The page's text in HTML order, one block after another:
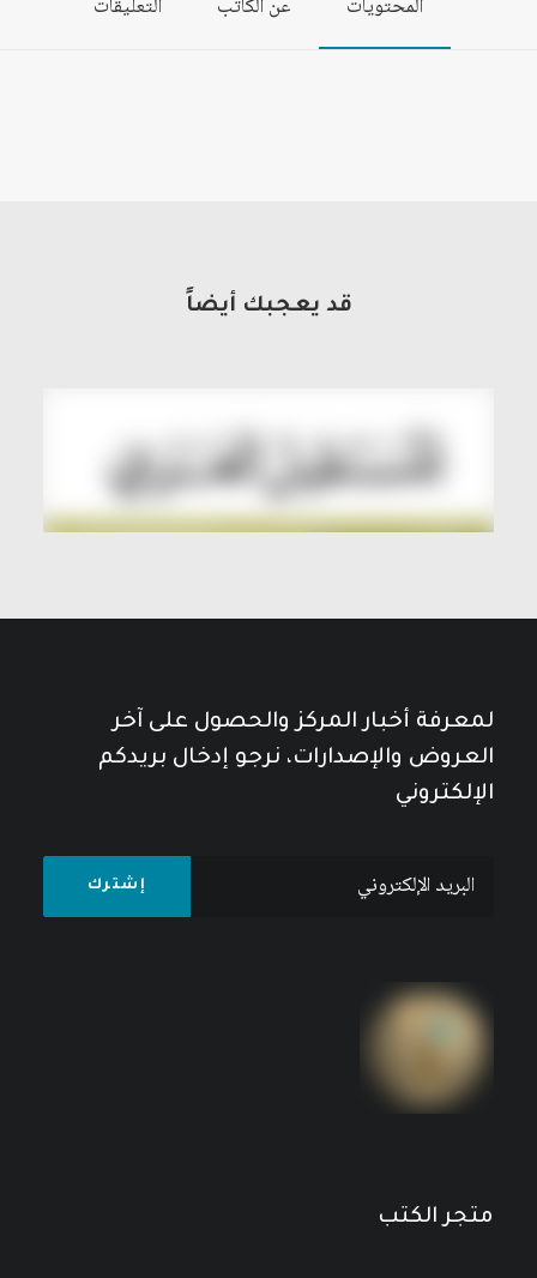
المحتويات عن الكاتب التعليقات
قد يعجبك أيضاً
لمعرفة أخبار المركز والحصول على آخر
العروض والإصدارات، نرجو إدخال بريدكم
الإلكتروني
متجر الكتب